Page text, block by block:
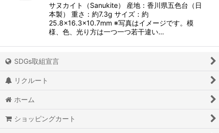
サヌカイト（Sanukite） 産地：香川県五色台（日
本製） 重さ：約7.3g サイズ：約
25.8×16.3×10.7mm ※写真はイメージです。模
様、色、光り方は一つ一つ若干違い…
SDGs取組宣言
リクルート
ホーム
ショッピングカート